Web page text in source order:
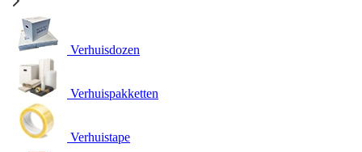
Verhuisdozen
Verhuispakketten
Verhuistape